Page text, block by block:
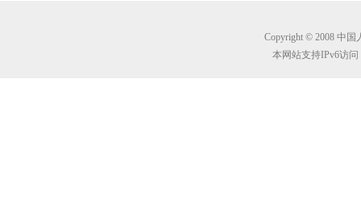
Copyright © 2008 中国
本网站支持IPv6访